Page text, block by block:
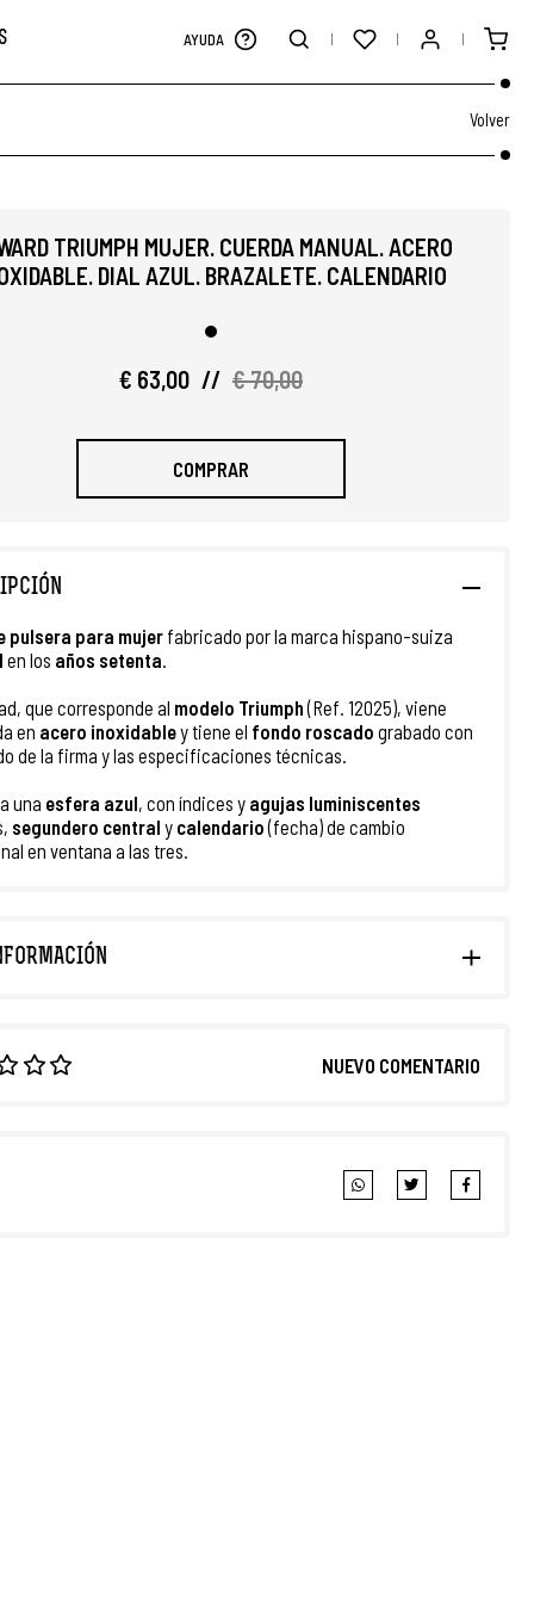
AYUDA
Volver
TRIUMPH MUJER. CUERDA MANUAL. ACERO
DIAL AZUL. BRAZALETE. CALENDARIO
€ 63,00 // € 70,00
COMPRAR
pulsera para mujerfabricado por la marca hispano-suiza
en los años setenta.
que corresponde al modelo Triumph(Ref. 12025), viene
en acero inoxidabley tiene el fondo roscado grabado con
de la firma y las especificaciones técnicas.
una esfera azul, con índices y agujas luminiscentes
segundero central y calendario(fecha) de cambio
en ventana a las tres.
NUEVO COMENTARIO